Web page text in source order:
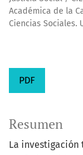
Académica de la
Ciencias Sociales.
PDF
Resumen
La